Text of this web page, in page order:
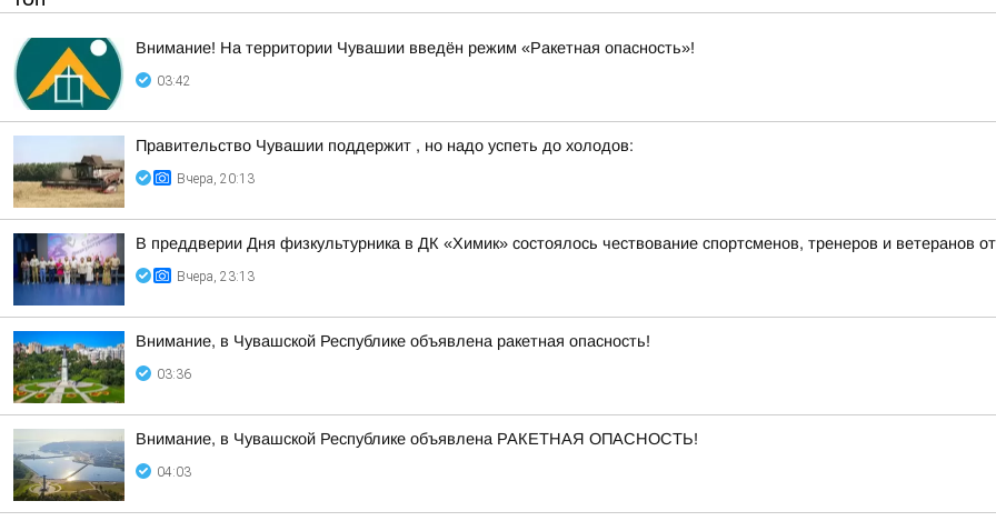
Внимание! На территории Чувашии введён режим «Ракетная опасность»!
03:42
Правительство Чувашии поддержит , но надо успеть до холодов:
Вчера, 20:13
В преддверии Дня физкультурника в ДК «Химик» состоялось чествование спортсменов, тренеров и ветеранов
Вчера, 23:13
Внимание, в Чувашской Республике объявлена ракетная опасность!
03:36
Внимание, в Чувашской Республике объявлена РАКЕТНАЯ ОПАСНОСТЬ!
04:03